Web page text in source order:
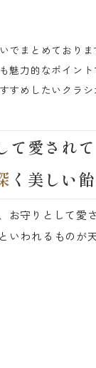
でまとめており
魅力的なポイント
すめしたいクラシ
愛されて
く美しい
守りとして愛
われるものが